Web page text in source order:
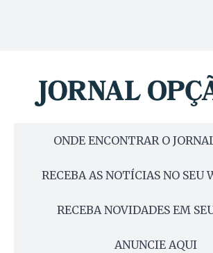
ONDE ENCONTRAR O
RECEBA AS NOTÍCIAS NO SEU
RECEBA NOVIDADES EM
ANUNCIE AQUI